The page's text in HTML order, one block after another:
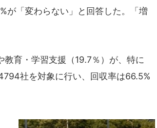
が「変わらない」と回答した。「増
育・学習支援（19.7％）が、特に
社を対象に行い、回収率は66.5%